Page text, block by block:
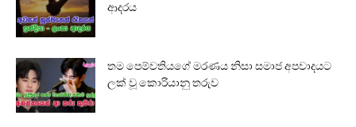
ආදරය
තම පෙම්වතියගේ මරණය නිසා සමාජ අපවාදයට
ලක් වූ කොරියානු තරුව